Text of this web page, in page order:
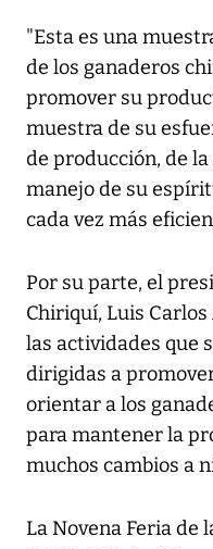
"Esta es una
de los ganaderos
promover su
muestra de su
de producción, de
manejo de su
cada vez más
Por su parte, el
Chiriquí, Luis
las actividades que
dirigidas a
orientar a los
para mantener la
muchos cambios a
La Novena Feria de